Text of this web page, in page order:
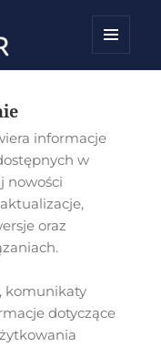
informacje
w
nowości
oraz
komunikaty
dotyczące